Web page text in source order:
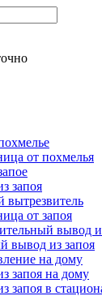
от похмелья
запоя
вытрезвитель
от запоя
вывод
вывод из запоя
на дому
запоя на дому
запоя в